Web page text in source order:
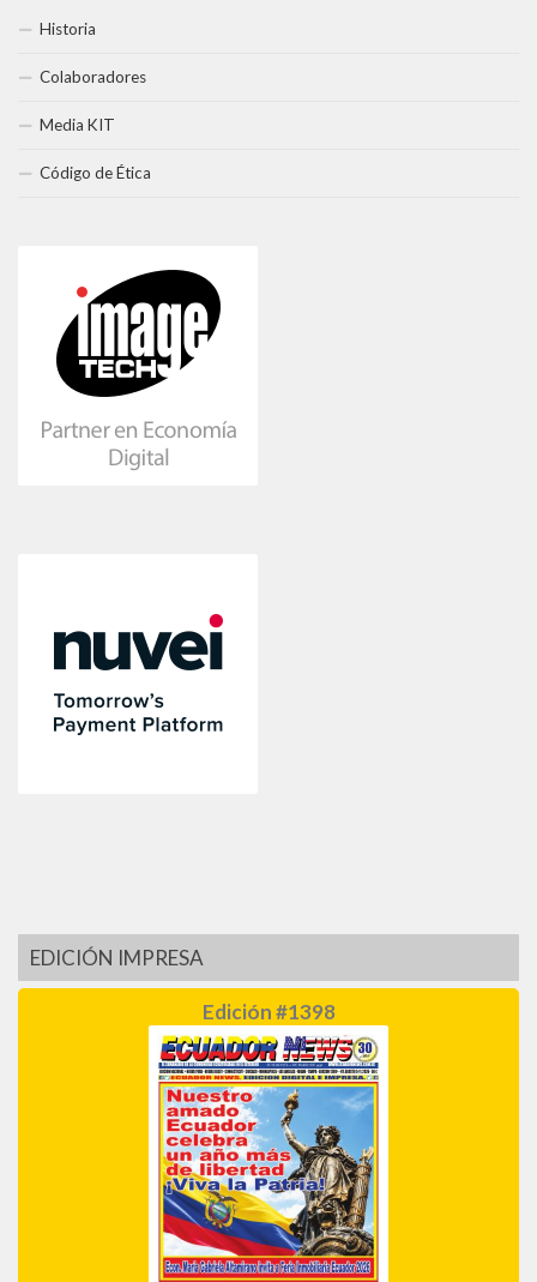
Historia
Colaboradores
Media KIT
Código de Ética
EDICIÓN IMPRESA
Edición #1398